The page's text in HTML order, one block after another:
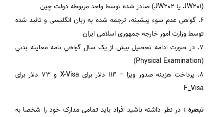
(JW201 یا JW202) صادر شده توسط واحد مربوطه دولت چین
6. گواهی عدم سوء پیشینه، ترجمه شده به زبان انگلیسی و تائید شده
توسط وزارت امور خارجه جمهوری اسلامی ایران
7. در صورت ادامه تحصیل بیش از یک سال گواهي نامه معاينه بدني
(Physical Examination)
8. پرداخت هزینه صدور ویزا – 114 دلار برای X-Visa و 73 دلار برای
F_Visa
تبصره : در نظر داشته باشید افراد باید تمامی مدارک خود را شخصا به